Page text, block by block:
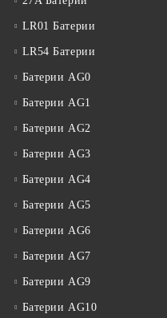
LR01 Батерии
LR54 Батерии
Батерии AG0
Батерии AG1
Батерии AG2
Батерии AG3
Батерии AG4
Батерии AG5
Батерии AG6
Батерии AG7
Батерии AG9
Батерии AG10